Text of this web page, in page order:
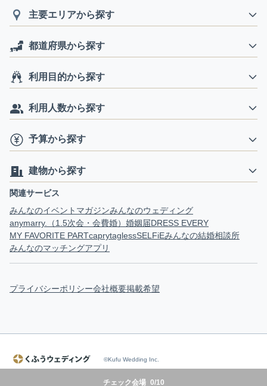
チェック会場 0/10
主要エリアから探す
都道府県から探す
利用目的から探す
利用人数から探す
予算から探す
建物から探す
関連サービス
みんなのイベントマガジンみんなのウェディング
anymarry.（1.5次会・会費婚） 婚姻届DRESS EVERY
MY FAVORITE PARTcaprytaglessSELFiEみんなの結婚相談所
みんなのマッチングアプリ
プライバシーポリシー会社概要掲載希望
©Kufu Wedding Inc.